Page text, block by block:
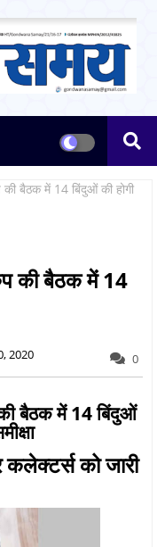
बैठक में 14 बिंदुओं की होगी
की बैठक में 14
2020 0
बैठक में 14 बिंदुओं
को जारी